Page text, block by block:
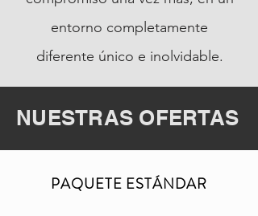
entorno completamente
diferente único e inolvidable.
NUESTRAS OFERTAS
PAQUETE ESTÁNDAR